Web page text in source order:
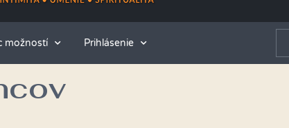
možností Prihlásenie